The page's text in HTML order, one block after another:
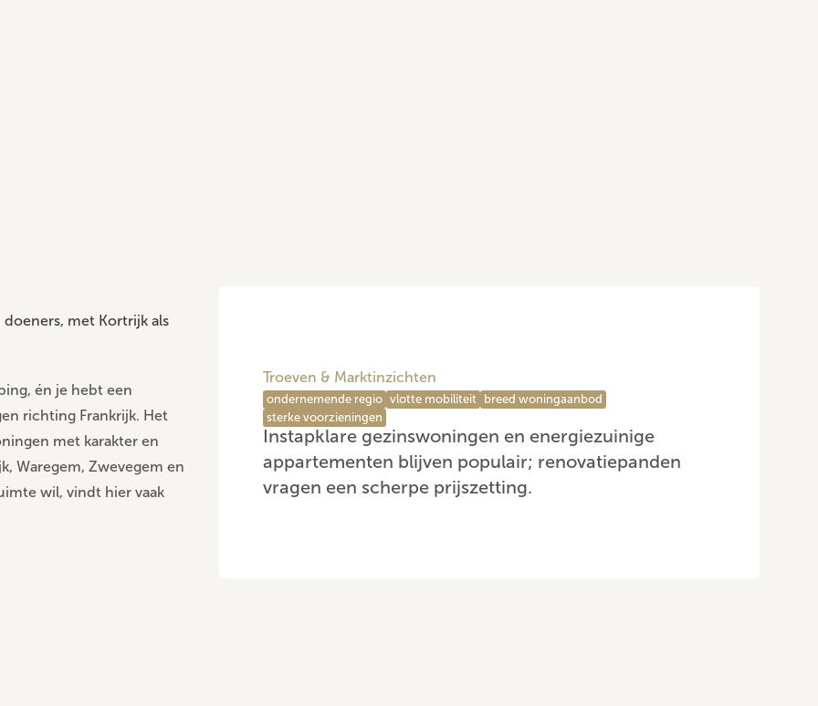
met Kortrijk als
én je hebt een
richting Frankrijk. Het
met karakter en
Waregem, Zwevegem en
wil, vindt hier vaak
Troeven & Marktinzichten
ondernemende regio vlotte mobiliteit
breed woningaanbod
sterke voorzieningen
Instapklare gezinswoningen en energiezuinige
appartementen blijven populair; renovatiepanden
vragen een scherpe prijszetting.